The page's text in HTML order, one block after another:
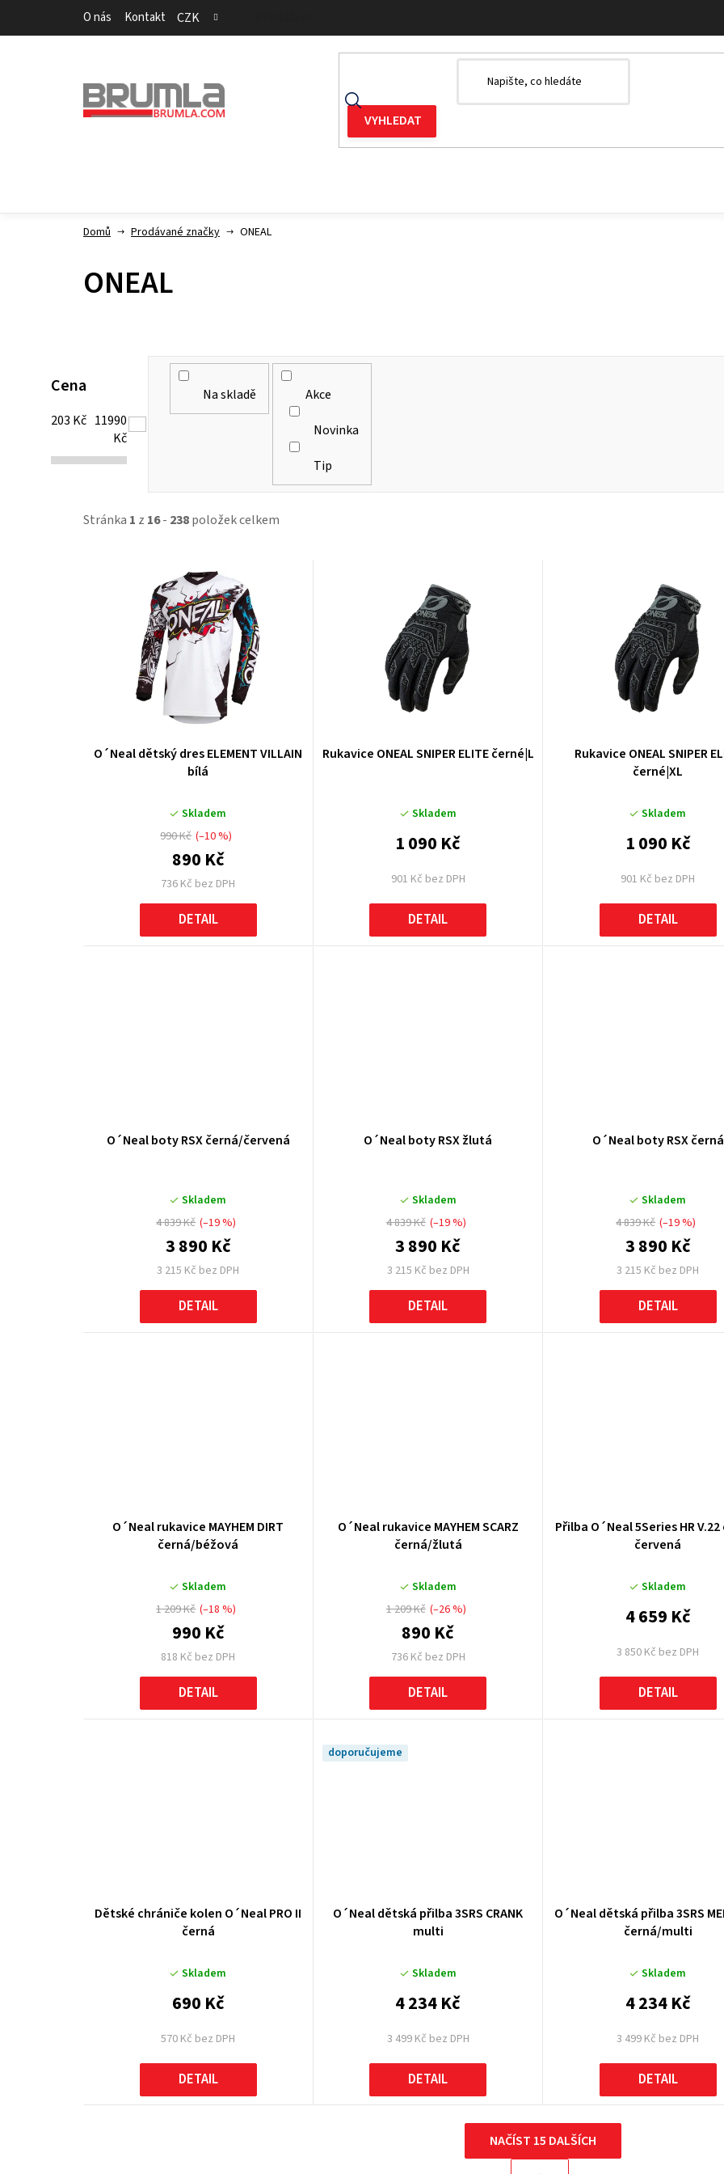
O nás Kontakt CZK
Domů Prodávané značky ONEAL
ONEAL
Cena
203 Kč 11990
Kč
Na skladě
Akce
Novinka
Tip
Stránka 1 z 16- 238položek celkem
O´Neal dětský dres ELEMENT VILLAIN
bílá
Skladem
736 Kč bez DPH
890 Kč
990 Kč (–10 %)
DETAIL
Rukavice ONEAL SNIPER ELITE černé|L
Skladem
901 Kč bez DPH
1 090 Kč
DETAIL
Rukavice ONEAL SNIPER
černé|XL
Skladem
901 Kč bez DPH
1 090 Kč
DETAIL
O´Neal boty RSX černá/červená
Skladem
3 215 Kč bez DPH
3 890 Kč
4 839 Kč (–19 %)
DETAIL
O´Neal boty RSX žlutá
Skladem
3 215 Kč bez DPH
3 890 Kč
4 839 Kč (–19 %)
DETAIL
O´Neal boty RSX černá
Skladem
3 215 Kč bez DPH
3 890 Kč
4 839 Kč (–19 %)
DETAIL
O´Neal rukavice MAYHEM DIRT
černá/béžová
Skladem
818 Kč bez DPH
990 Kč
1 209 Kč (–18 %)
DETAIL
O´Neal rukavice MAYHEM SCARZ
černá/žlutá
Skladem
736 Kč bez DPH
890 Kč
1 209 Kč (–26 %)
DETAIL
Přilba O´Neal 5Series HR
červená
Skladem
3 850 Kč bez DPH
4 659 Kč
DETAIL
Dětské chrániče kolen O´Neal PRO II
černá
Skladem
570 Kč bez DPH
690 Kč
DETAIL
doporučujeme
O´Neal dětská přilba 3SRS CRANK
multi
Skladem
3 499 Kč bez DPH
4 234 Kč
DETAIL
O´Neal dětská přilba 3SRS
černá/multi
Skladem
3 499 Kč bez DPH
4 234 Kč
DETAIL
NAČÍST 15 DALŠÍCH